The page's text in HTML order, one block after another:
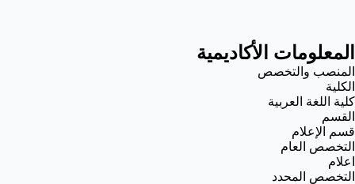
المعلومات الأكاديمية
المنصب والتخصص
الكلية
كلية اللغة العربية
القسم
قسم الإعلام
التخصص العام
اعلام
التخصص المحدد